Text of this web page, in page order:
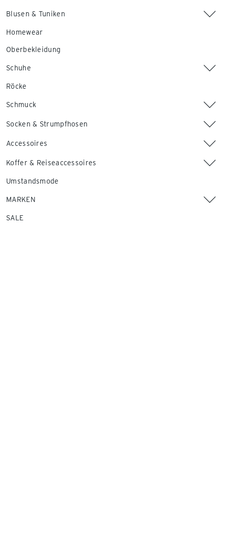
Blusen & Tuniken
Homewear
Oberbekleidung
Schuhe
Röcke
Schmuck
Socken & Strumpfhosen
Accessoires
Koffer & Reiseaccessoires
Umstandsmode
MARKEN
SALE